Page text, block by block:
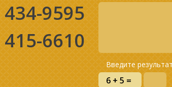
434-9595
415-6610
Введите